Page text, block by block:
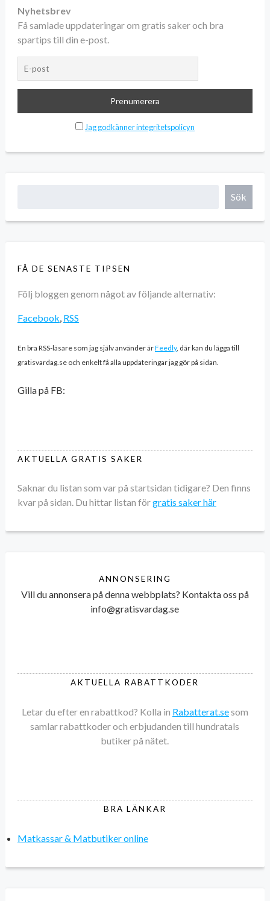
Nyhetsbrev
Få samlade uppdateringar om gratis saker och bra
spartips till din e-post.
Jag godkänner integritetspolicyn
Sök
FÅ DE SENASTE TIPSEN
Följ bloggen genom något av följande alternativ:
Facebook, RSS
En bra RSS-läsare som jag själv använder ärFeedly, där kan du lägga till
gratisvardag.se och enkelt få alla uppdateringar jag gör på sidan.
Gilla på FB:
AKTUELLA GRATIS SAKER
Saknar du listan som var på startsidan tidigare? Den finns
kvar på sidan. Du hittar listan förgratis saker här
ANNONSERING
Vill du annonsera på denna webbplats? Kontakta oss på
info@gratisvardag.se
AKTUELLA RABATTKODER
Letar du efter en rabattkod? Kolla in Rabatterat.sesom
samlar rabattkoder och erbjudanden till hundratals
butiker på nätet.
BRA LÄNKAR
Matkassar & Matbutiker online